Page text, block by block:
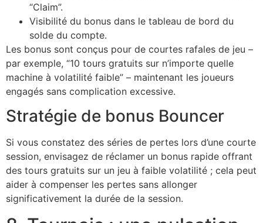
“Claim”.
Visibilité du bonus dans le tableau de bord du
solde du compte.
Les bonus sont conçus pour de courtes rafales de jeu –
par exemple, “10 tours gratuits sur n’importe quelle
machine à volatilité faible” – maintenant les joueurs
engagés sans complication excessive.
Stratégie de bonus Bouncer
Si vous constatez des séries de pertes lors d’une courte
session, envisagez de réclamer un bonus rapide offrant
des tours gratuits sur un jeu à faible volatilité ; cela peut
aider à compenser les pertes sans allonger
significativement la durée de la session.